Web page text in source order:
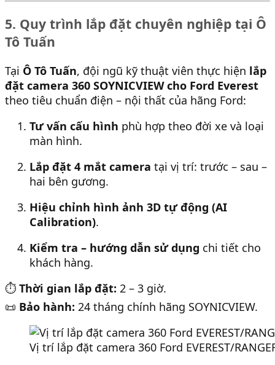
5. Quy trình lắp đặt chuyên nghiệp tại Ô
Tô Tuấn
Tại Ô Tô Tuấn, đội ngũ kỹ thuật viên thực hiện lắp
đặt camera 360 SOYNICVIEW cho Ford Everest
theo tiêu chuẩn điện – nội thất của hãng Ford:
Tư vấn cấu hình phù hợp theo đời xe và loại
màn hình.
Lắp đặt 4 mắt camera tại vị trí: trước – sau –
hai bên gương.
Hiệu chỉnh hình ảnh 3D tự động (AI
Calibration).
Kiểm tra – hướng dẫn sử dụng chi tiết cho
khách hàng.
⏱️ Thời gian lắp đặt: 2 – 3 giờ.
📜 Bảo hành: 24 tháng chính hãng SOYNICVIEW.
Vị trí lắp đặt camera 360 Ford EVEREST/